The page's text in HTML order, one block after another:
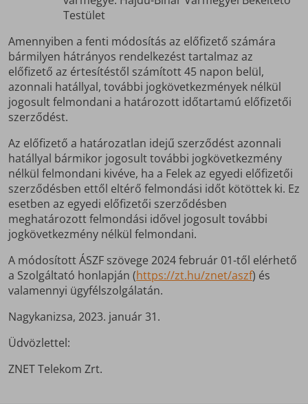
Testület
Amennyiben a fenti módosítás az előfizető számára
bármilyen hátrányos rendelkezést tartalmaz az
előfizető az értesítéstől számított 45 napon belül,
azonnali hatállyal, további jogkövetkezmények nélkül
jogosult felmondani a határozott időtartamú előfizetői
szerződést.
Az előfizető a határozatlan idejű szerződést azonnali
hatállyal bármikor jogosult további jogkövetkezmény
nélkül felmondani kivéve, ha a Felek az egyedi előfizetői
szerződésben ettől eltérő felmondási időt kötöttek ki. Ez
esetben az egyedi előfizetői szerződésben
meghatározott felmondási idővel jogosult további
jogkövetkezmény nélkül felmondani.
A módosított ÁSZF szövege 2024 február 01-től elérhető
a Szolgáltató honlapján (https://zt.hu/znet/aszf) és
valamennyi ügyfélszolgálatán.
Nagykanizsa, 2023. január 31.
Üdvözlettel:
ZNET Telekom Zrt.